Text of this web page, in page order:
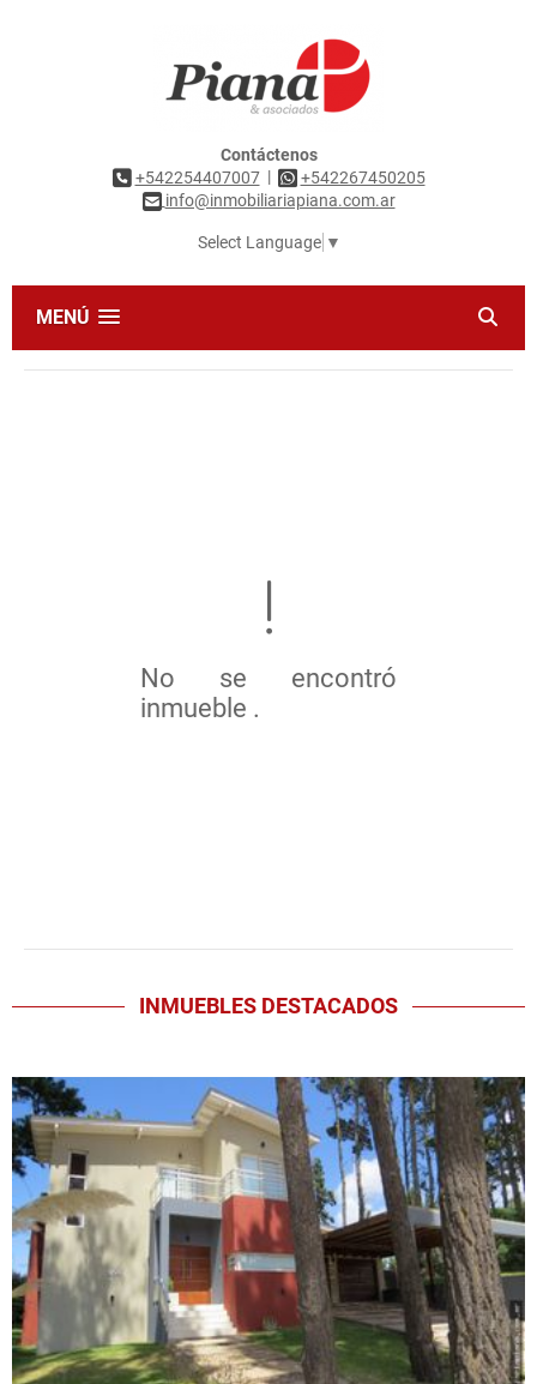
Contáctenos
+542254407007|
+542267450205
info@inmobiliariapiana.com.ar
Select Language ▼
MENÚ
No se encontró
inmueble .
INMUEBLES DESTACADOS